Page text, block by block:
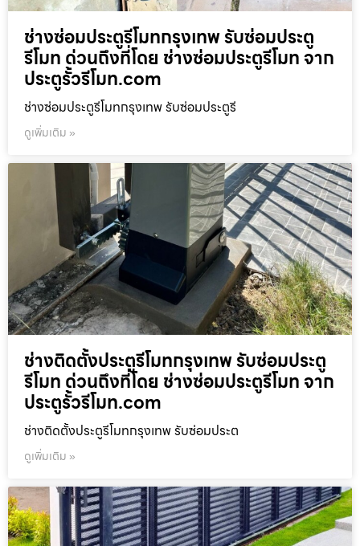
ช่างซ่อมประตูรีโมทกรุงเทพ รับซ่อมประตู
รีโมท ด่วนถึงที่โดย ช่างซ่อมประตูรีโมท จาก
ประตูรั้วรีโมท.com
ช่างซ่อมประตูรีโมทกรุงเทพ รับซ่อมประตูรี
ดูเพิ่มเติม »
ช่างติดตั้งประตูรีโมทกรุงเทพ รับซ่อมประตู
รีโมท ด่วนถึงที่โดย ช่างซ่อมประตูรีโมท จาก
ประตูรั้วรีโมท.com
ช่างติดตั้งประตูรีโมทกรุงเทพ รับซ่อมประต
ดูเพิ่มเติม »